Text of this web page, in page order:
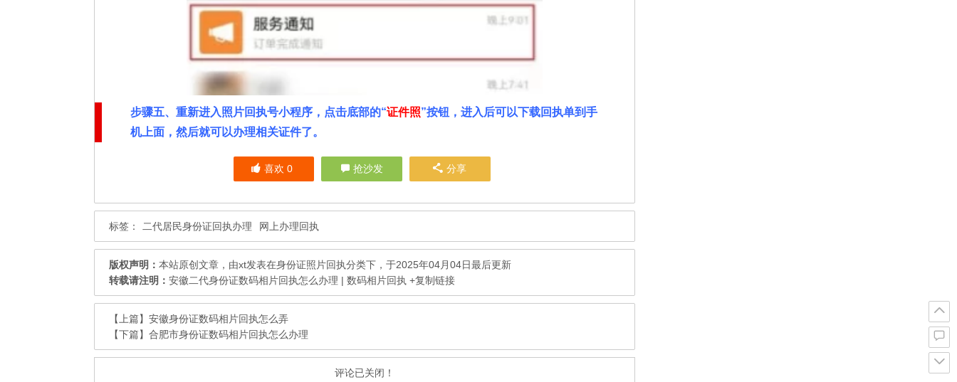
步骤五、重新进入照片回执号小程序，点击底部的“证件照”按钮，进入后可以下载回执单到手
机上面，然后就可以办理相关证件了。
喜欢0 抢沙发 分享
标签： 二代居民身份证回执办理 网上办理回执
版权声明： 本站原创文章，由xt发表在身份证照片回执分类下，于2025年04月04日最后更新
转载请注明： 安徽二代身份证数码相片回执怎么办理 | 数码相片回执 +复制链接
【上篇】 安徽身份证数码相片回执怎么弄
【下篇】 合肥市身份证数码相片回执怎么办理
评论已关闭！